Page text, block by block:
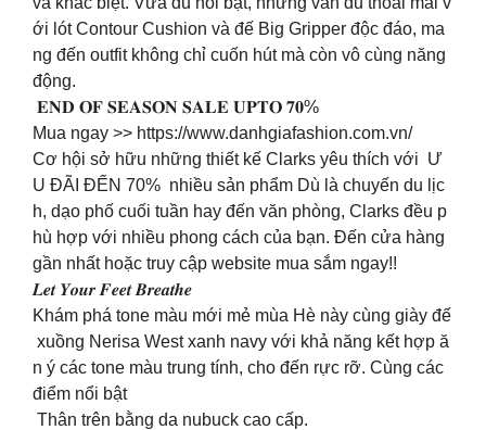
ới lót Contour Cushion và đế Big Gripper độc đáo, ma
ng đến outfit không chỉ cuốn hút mà còn vô cùng năng
động.
𝐄𝐍𝐃 𝐎𝐅 𝐒𝐄𝐀𝐒𝐎𝐍 𝐒𝐀𝐋𝐄 𝐔𝐏𝐓𝐎 𝟕𝟎%
Mua ngay >> https://www.danhgiafashion.com.vn/
Cơ hội sở hữu những thiết kế Clarks yêu thích với Ư
U ĐÃI ĐẾN 70% nhiều sản phẩm Dù là chuyến du lịc
h, dạo phố cuối tuần hay đến văn phòng, Clarks đều p
hù hợp với nhiều phong cách của bạn. Đến cửa hàng
gần nhất hoặc truy cập website mua sắm ngay!!
𝑳𝒆𝒕 𝒀𝒐𝒖𝒓 𝑭𝒆𝒆𝒕 𝑩𝒓𝒆𝒂𝒕𝒉𝒆
Khám phá tone màu mới mẻ mùa Hè này cùng giày đế
xuồng Nerisa West xanh navy với khả năng kết hợp ă
n ý các tone màu trung tính, cho đến rực rỡ. Cùng các
điểm nổi bật
️ Thân trên bằng da nubuck cao cấp.